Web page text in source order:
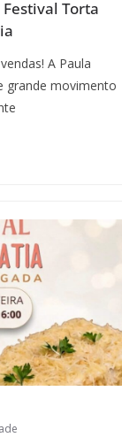
Torta
A Paula
grande movimento